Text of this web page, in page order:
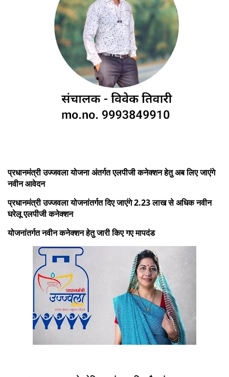
प्रधानमंत्री उज्जवला योजना अंतर्गत एलपीजी कनेक्शन हेतु अब लिए जाएंगे
नवीन आवेदन
प्रधानमंत्री उज्जवला योजनांतर्गत दिए जाएंगे 2.23 लाख से अधिक नवीन
घरेलू एलपीजी कनेक्शन
योजनांतर्गत नवीन कनेक्शन हेतु जारी किए गए मापदंड